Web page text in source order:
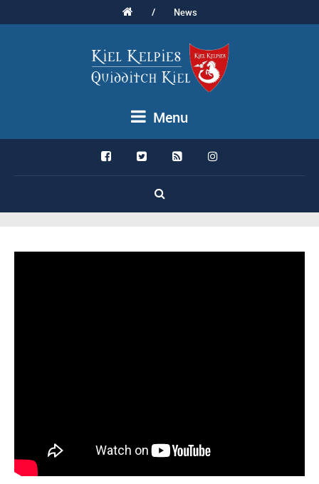
/ News
Menu